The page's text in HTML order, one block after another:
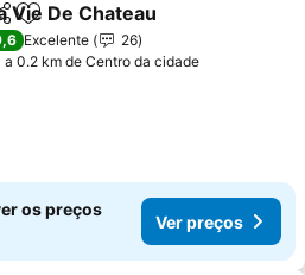
Adicionar aos favoritos
Vie De Chateau
Excelente
26
a 0.2 km de Centro da cidade
os preços
Ver preços